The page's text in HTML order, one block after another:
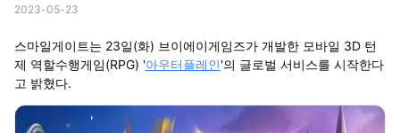
2023-05-23
스마일게이트는 23일(화) 브이에이게임즈가 개발한 모바일 3D 턴
제 역할수행게임(RPG) '아우터플레인'의 글로벌 서비스를 시작한다
고 밝혔다.